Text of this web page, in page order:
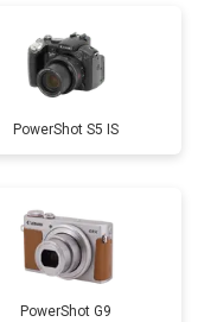
PowerShot S5 IS
PowerShot G9